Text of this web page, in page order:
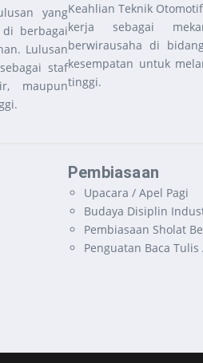
yang
berbagai
Lulusan
staf
maupun
Keahlian Teknik
kerja sebagai
berwirausaha di
kesempatan untuk
tinggi.
Pembiasaan
Upacara / Apel Pagi
Budaya Disiplin
Pembiasaan Sholat
Penguatan Baca